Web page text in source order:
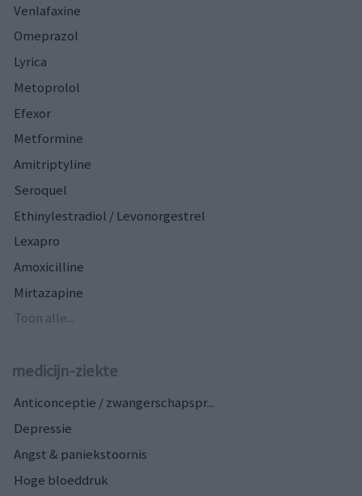
Venlafaxine
Omeprazol
Lyrica
Metoprolol
Efexor
Metformine
Amitriptyline
Seroquel
Ethinylestradiol / Levonorgestrel
Lexapro
Amoxicilline
Mirtazapine
Toon alle...
medicijn-ziekte
Anticonceptie / zwangerschapspr...
Depressie
Angst & paniekstoornis
Hoge bloeddruk